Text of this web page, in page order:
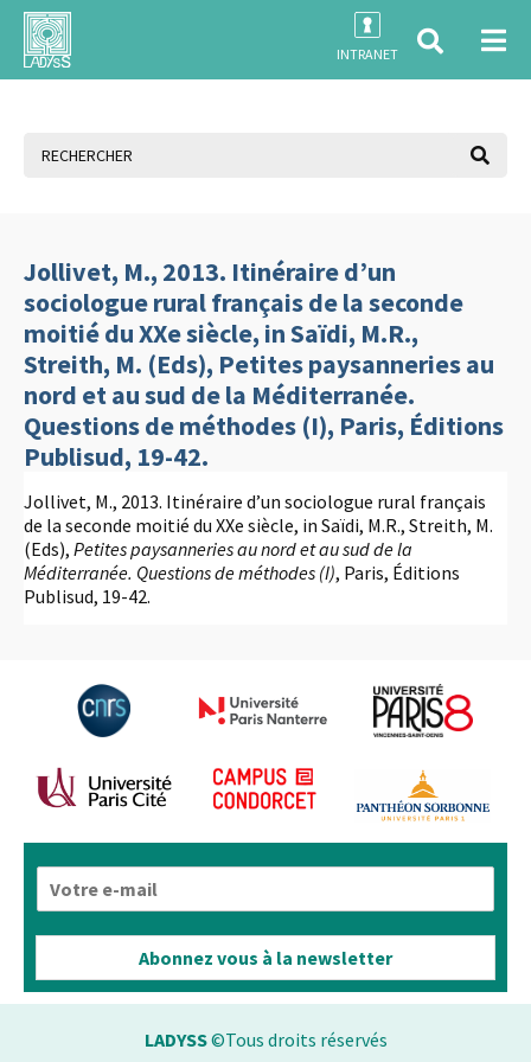
INTRANET
Jollivet, M., 2013. Itinéraire d’un
sociologue rural français de la seconde
moitié du XXe siècle, in Saïdi, M.R.,
Streith, M. (Eds), Petites paysanneries au
nord et au sud de la Méditerranée.
Questions de méthodes (I), Paris, Éditions
Publisud, 19-42.
Jollivet, M., 2013. Itinéraire d’un sociologue rural français
de la seconde moitié du XXe siècle, in Saïdi, M.R., Streith, M.
(Eds), Petites paysanneries au nord et au sud de la
Méditerranée. Questions de méthodes (I), Paris, Éditions
Publisud, 19-42.
l
Abonnez vous à la newsletter
LADYSS©Tous droits réservés